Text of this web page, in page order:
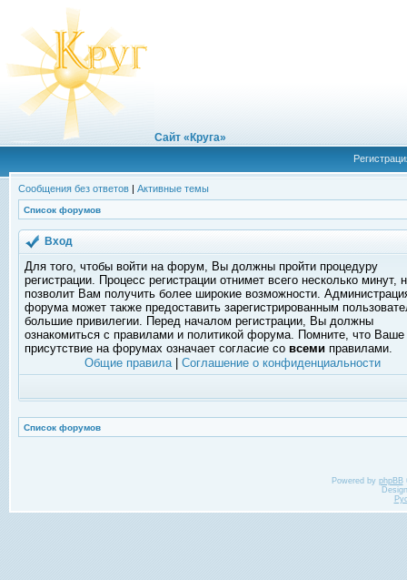
Сайт «Круга»
Сообщения без ответов | Активные темы
Список форумов
Вход
Для того, чтобы войти на форум, Вы должны пройти процедуру
регистрации. Процесс регистрации отнимет всего несколько минут,
позволит Вам получить более широкие возможности.
форума может также предоставить зарегистрированным
большие привилегии. Перед началом регистрации, Вы должны
ознакомиться с правилами и политикой форума. Помните, что Ваше
присутствие на форумах означает согласие со всеми правилами.
Общие правила| Соглашение о конфиденциальности
Список форумов
Powered by phpBB